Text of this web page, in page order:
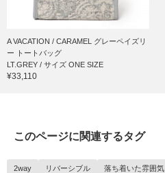
A VACATION / CARAMEL グレーペイズリ
ー トートバッグ
LT.GREY / サイズ ONE SIZE
¥33,110
このページに関連するタグ
2way リバーシブル 落ち着いた雰囲気